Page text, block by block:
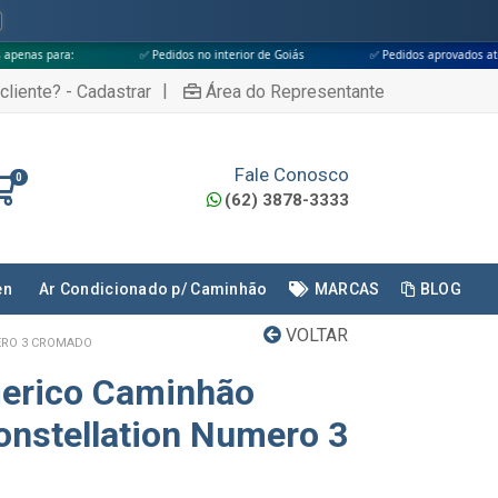
✅ Pedidos no interior de Goiás ✅ Pedidos aprovados até às 18h
- Cadastrar | Área do Representante
0 Fale Conosco
(62) 3878-3333
Ar Condicionado p/ Caminhão MARCAS BLOG
VOLTAR
3 CROMADO
Caminhão
Numero 3